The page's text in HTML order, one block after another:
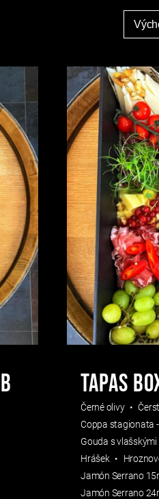
TAPAS
Černé olivy
Coppa stagionata
Gouda s
Hrášek
Jamón Serrano
Jamón Serrano